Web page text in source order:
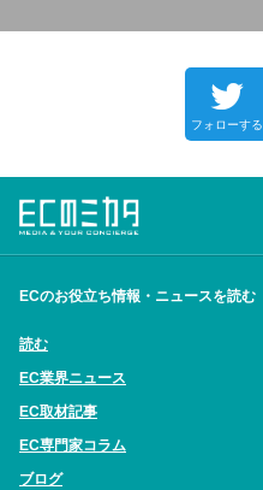
フォローする
ECのお役立ち情報・ニュースを読む
読む
EC業界ニュース
EC取材記事
EC専門家コラム
ブログ